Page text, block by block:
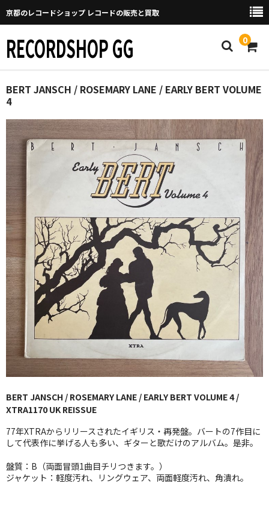
京都のレコードショップ レコードの販売と買取
RECORDSHOP GG 0
Home
GGについて
取り置きなどについて
Categories
New Arrivals
新譜
GG RECORD （当店のレーベル）
全商品
JAZZ-US
BLUE NOTE
JAZZ-JP
JAZZ-VOCAL
J-POP
BERT JANSCH / ROSEMARY LANE / EARLY BERT VOLUME
4
BERT JANSCH / ROSEMARY LANE / EARLY BERT VOLUME 4 /
XTRA1170 UK REISSUE
77年XTRAからリリースされたイギリス・再発盤。バートの7作目に
して代表作に挙げる人も多い、ギターと歌だけのアルバム。是非。
盤質：B（両面冒頭1曲目チリつきます。）
ジャケット：軽度汚れ、リングウェア、両面軽度汚れ、角潰れ。